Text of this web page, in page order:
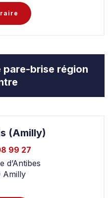
pare-brise région
(Amilly)
99 27
d’Antibes
Amilly